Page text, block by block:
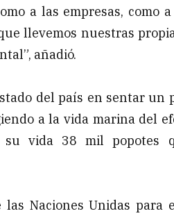
a las empresas, como
llevemos nuestras
añadió.
del país en sentar
a la vida marina del
vida 38 mil popotes
Naciones Unidas para